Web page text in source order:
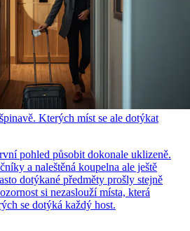
Kterých míst se ale dotýkat
pohled působit dokonale uklizeně.
a naleštěná koupelna ale ještě
dotýkané předměty prošly stejně
si nezaslouží místa, která
se dotýká každý host.